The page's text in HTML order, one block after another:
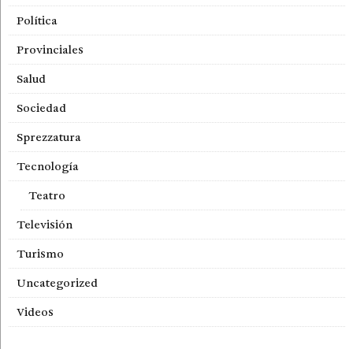
Política
Provinciales
Salud
Sociedad
Sprezzatura
Tecnología
Teatro
Televisión
Turismo
Uncategorized
Videos